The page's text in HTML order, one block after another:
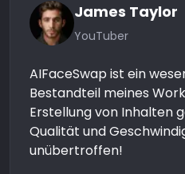
James Taylor
YouTuber
AIFaceSwap ist ein
Bestandteil meines
Erstellung von Inhalten
Qualität und
unübertroffen!